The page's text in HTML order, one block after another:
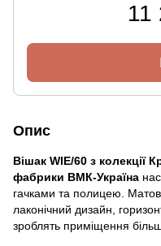
11
Опис
Вішак WIE/60 з колекції
фабрики ВМК-Україна
гачками та полицею.
лаконічний дизайн,
зроблять приміщення